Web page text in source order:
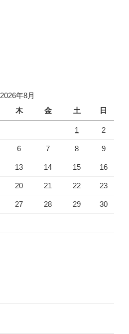
2026年8月
木 金 土 日
1 2
6 7 8 9
13 14 15 16
20 21 22 23
27 28 29 30